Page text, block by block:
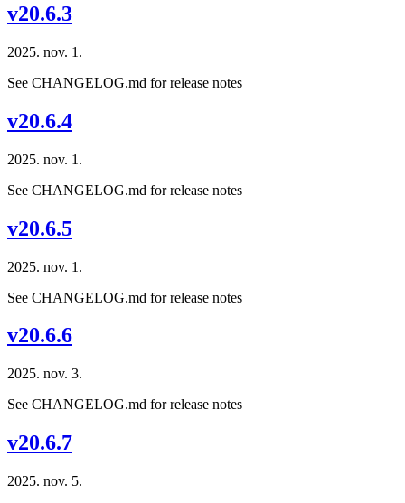
v20.6.3
2025. nov. 1.
See CHANGELOG.md for release notes
v20.6.4
2025. nov. 1.
See CHANGELOG.md for release notes
v20.6.5
2025. nov. 1.
See CHANGELOG.md for release notes
v20.6.6
2025. nov. 3.
See CHANGELOG.md for release notes
v20.6.7
2025. nov. 5.